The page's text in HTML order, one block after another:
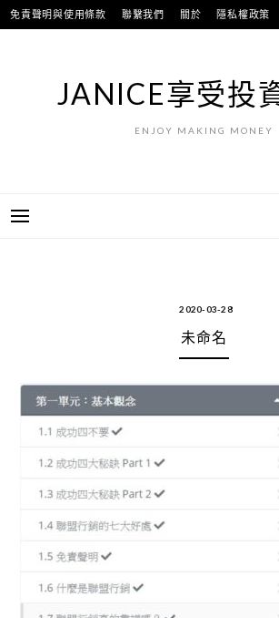
跳
至
免責聲明與使用條款 聯繫我們 關於 隱私權政策
JANICE享受投
ENJOY MAKING MONEY
2020-03-28
未命名